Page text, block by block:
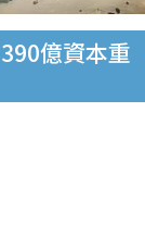
億資本重